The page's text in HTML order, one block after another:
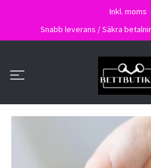
Inkl. moms
Snabb leverans / Säkra